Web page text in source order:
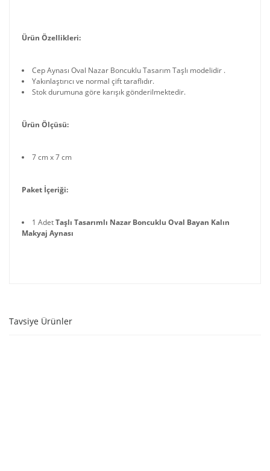
Ürün Özellikleri:
Cep Aynası Oval Nazar Boncuklu Tasarım Taşlı modelidir .
Yakınlaştırıcı ve normal çift taraflıdır.
Stok durumuna göre karışık gönderilmektedir.
Ürün Ölçüsü:
7 cm x 7 cm
Paket İçeriği:
1 AdetTaşlı Tasarımlı Nazar Boncuklu Oval Bayan Kalın
Makyaj Aynası
Tavsiye Ürünler